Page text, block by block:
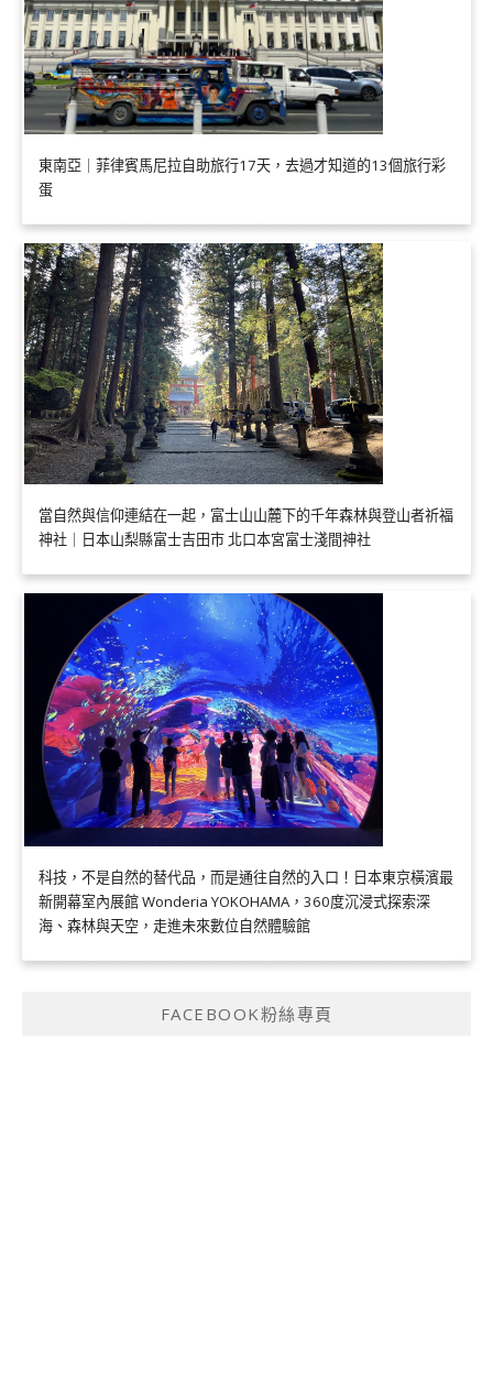
東南亞｜菲律賓馬尼拉自助旅行17天，去過才知道的13個旅行彩
蛋
當自然與信仰連結在一起，富士山山麓下的千年森林與登山者祈福
神社｜日本山梨縣富士吉田市 北口本宮富士淺間神社
科技，不是自然的替代品，而是通往自然的入口！日本東京橫濱最
新開幕室內展館 Wonderia YOKOHAMA，360度沉浸式探索深
海、森林與天空，走進未來數位自然體驗館
FACEBOOK粉絲專頁